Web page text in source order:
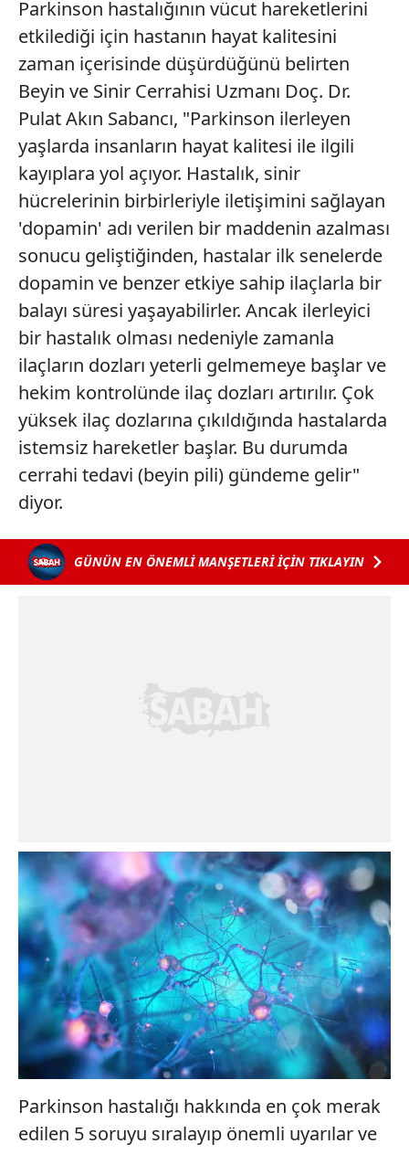
Parkinson hastalığının vücut hareketlerini
etkilediği için hastanın hayat kalitesini
zaman içerisinde düşürdüğünü belirten
Beyin ve Sinir Cerrahisi Uzmanı Doç. Dr.
Pulat Akın Sabancı, "Parkinson ilerleyen
yaşlarda insanların hayat kalitesi ile ilgili
kayıplara yol açıyor. Hastalık, sinir
hücrelerinin birbirleriyle iletişimini sağlayan
'dopamin' adı verilen bir maddenin azalması
sonucu geliştiğinden, hastalar ilk senelerde
dopamin ve benzer etkiye sahip ilaçlarla bir
balayı süresi yaşayabilirler. Ancak ilerleyici
bir hastalık olması nedeniyle zamanla
ilaçların dozları yeterli gelmemeye başlar ve
hekim kontrolünde ilaç dozları artırılır. Çok
yüksek ilaç dozlarına çıkıldığında hastalarda
istemsiz hareketler başlar. Bu durumda
cerrahi tedavi (beyin pili) gündeme gelir"
diyor.
GÜNÜN EN ÖNEMLİ MANŞETLERİ İÇİN TIKLAYIN
Parkinson hastalığı hakkında en çok merak
edilen 5 soruyu sıralayıp önemli uyarılar ve